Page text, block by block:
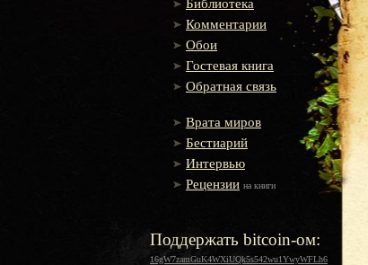
Библиотека
Комментарии
Обои
Гостевая книга
Обратная связь
Врата миров
Бестиарий
Интервью
Рецензии на книги
Поддержать bitcoin-ом:
16gW7zamGuK4WXiUQk5s542wu1YwyWFLh6